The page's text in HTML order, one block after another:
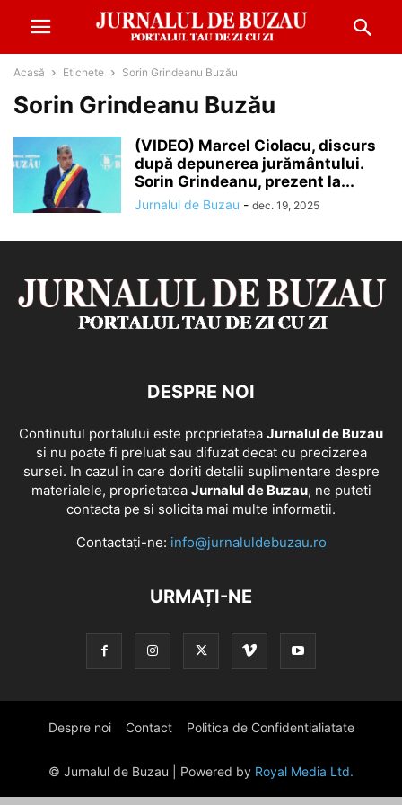
Acasă Etichete Sorin Grindeanu Buzău
Sorin Grindeanu Buzău
(VIDEO) Marcel Ciolacu, discurs
după depunerea jurământului.
Sorin Grindeanu, prezent la...
Jurnalul de Buzau - dec. 19, 2025
DESPRE NOI
Continutul portalului este proprietatea Jurnalul de Buzau
si nu poate fi preluat sau difuzat decat cu precizarea
sursei. In cazul in care doriti detalii suplimentare despre
materialele, proprietatea Jurnalul de Buzau, ne puteti
contacta pe si solicita mai multe informatii.
Contactați-ne: info@jurnaluldebuzau.ro
URMAȚI-NE
Despre noi Contact Politica de Confidentialiatate
© Jurnalul de Buzau | Powered by Royal Media Ltd.